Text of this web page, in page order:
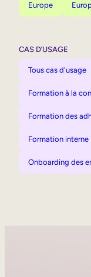
Europe
CAS D’USAGE
Tous cas d'usage
Formation à la
Formation des
Formation interne
Onboarding des